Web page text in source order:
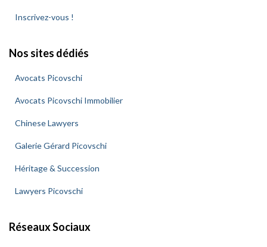
r
Inscrivez-vous !
Nos sites dédiés
Avocats Picovschi
Avocats Picovschi Immobilier
Chinese Lawyers
Galerie Gérard Picovschi
Héritage & Succession
Lawyers Picovschi
Réseaux Sociaux